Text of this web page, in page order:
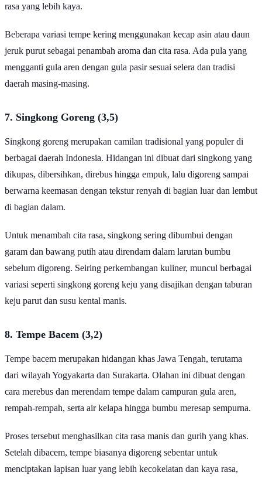
rasa yang lebih kaya.
Beberapa variasi tempe kering menggunakan kecap asin atau daun
jeruk purut sebagai penambah aroma dan cita rasa. Ada pula yang
mengganti gula aren dengan gula pasir sesuai selera dan tradisi
daerah masing-masing.
7. Singkong Goreng (3,5)
Singkong goreng merupakan camilan tradisional yang populer di
berbagai daerah Indonesia. Hidangan ini dibuat dari singkong yang
dikupas, dibersihkan, direbus hingga empuk, lalu digoreng sampai
berwarna keemasan dengan tekstur renyah di bagian luar dan lembut
di bagian dalam.
Untuk menambah cita rasa, singkong sering dibumbui dengan
garam dan bawang putih atau direndam dalam larutan bumbu
sebelum digoreng. Seiring perkembangan kuliner, muncul berbagai
variasi seperti singkong goreng keju yang disajikan dengan taburan
keju parut dan susu kental manis.
8. Tempe Bacem (3,2)
Tempe bacem merupakan hidangan khas Jawa Tengah, terutama
dari wilayah Yogyakarta dan Surakarta. Olahan ini dibuat dengan
cara merebus dan merendam tempe dalam campuran gula aren,
rempah-rempah, serta air kelapa hingga bumbu meresap sempurna.
Proses tersebut menghasilkan cita rasa manis dan gurih yang khas.
Setelah dibacem, tempe biasanya digoreng sebentar untuk
menciptakan lapisan luar yang lebih kecokelatan dan kaya rasa,